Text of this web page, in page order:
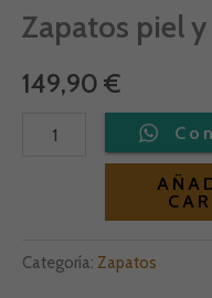
Zapatos piel
149,90 €
Categoría: Zapatos